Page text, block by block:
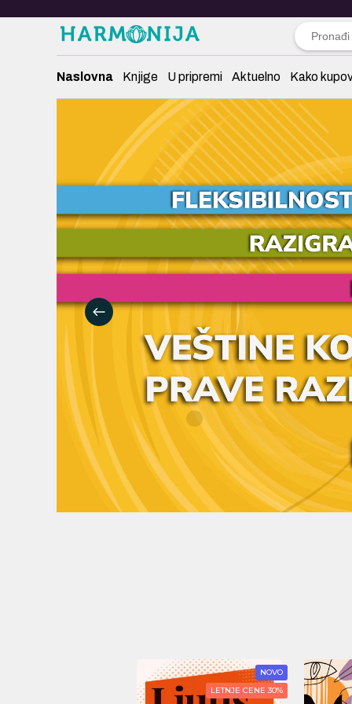
Naslovna Knjige U pripremi Aktuelno Kako
15%